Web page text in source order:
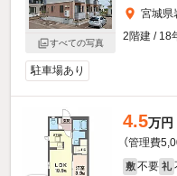
すべての写真
宮城県
2階建 / 18
駐車場あり
4.5万円
（管理費
敷 不要 礼